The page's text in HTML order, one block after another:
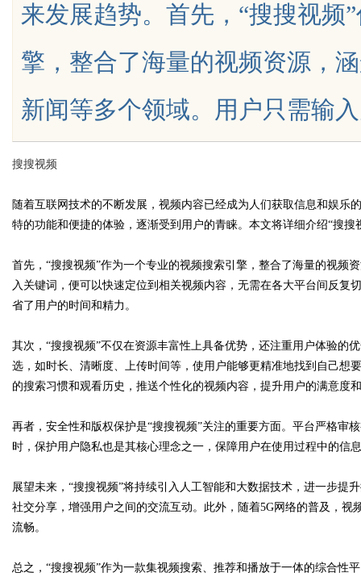
来发展趋势。首先，“搜搜视频
擎，整合了海量的视频资源，
新闻等多个领域。用户只需输
搜搜视频
随着互联网技术的不断发展，视频内容已经成为人们获取信息和娱乐
特的功能和便捷的体验，逐渐受到用户的青睐。本文将详细介绍“搜
首先，“搜搜视频”作为一个专业的视频搜索引擎，整合了海量的视频
入关键词，便可以快速定位到相关视频内容，无需在各大平台间反复
省了用户的时间和精力。
其次，“搜搜视频”不仅在资源丰富性上具备优势，还注重用户体验的
选，如时长、清晰度、上传时间等，使用户能够更精准地找到自己想
的搜索习惯和观看历史，推送个性化的视频内容，提升用户的满意度
再者，安全性和版权保护是“搜搜视频”关注的重要方面。平台严格审
时，保护用户隐私也是其核心理念之一，保障用户在使用过程中的信
展望未来，“搜搜视频”将持续引入人工智能和大数据技术，进一步提
社交分享，增强用户之间的交流互动。此外，随着5G网络的普及，
流畅。
总之，“搜搜视频”作为一款集视频搜索、推荐和播放于一体的综合性